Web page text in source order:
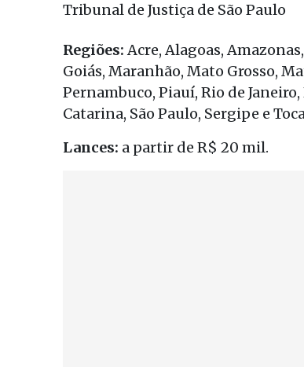
Tribunal de Justiça de São Paulo
Regiões:Acre, Alagoas,
Goiás, Maranhão, Mato Grosso,
Pernambuco, Piauí, Rio de
Catarina, São Paulo, Sergipe e
Lances: a partir de R$ 20 mil.